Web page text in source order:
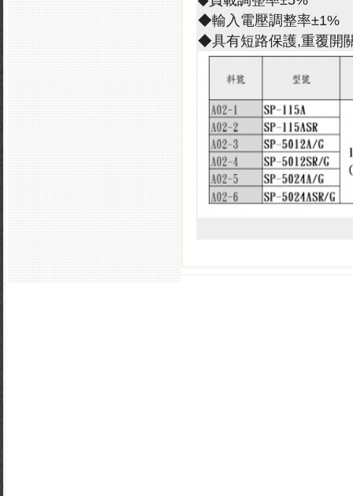
◆輸入電壓調整率±1%
◆具有短路保護,重覆開